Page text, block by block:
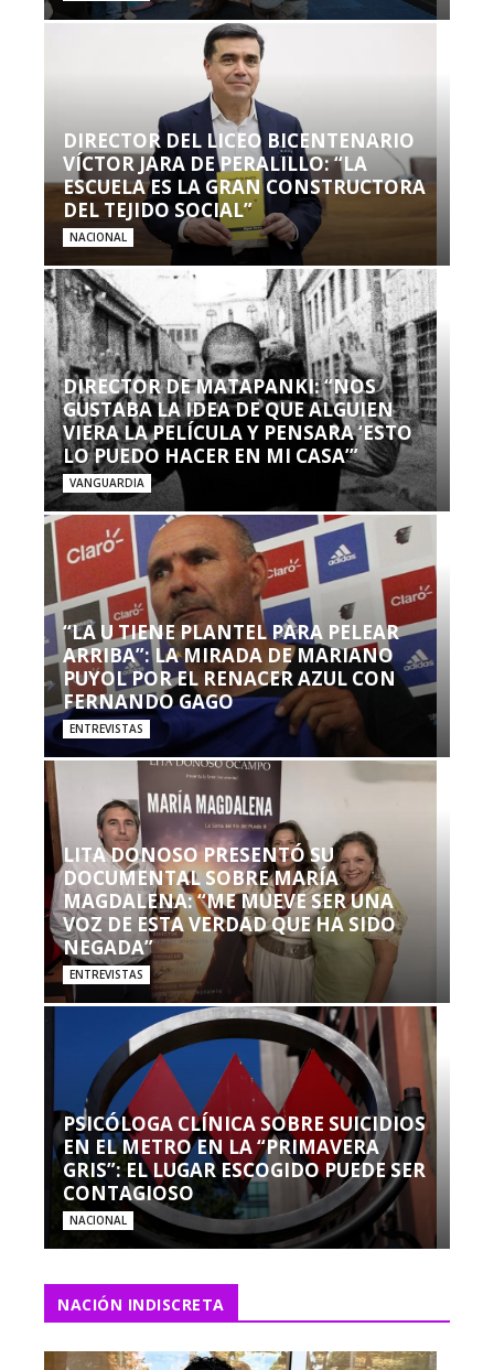
DIRECTOR DEL LICEO BICENTENARIO
VÍCTOR JARA DE PERALILLO: “LA
ESCUELA ES LA GRAN CONSTRUCTORA
DEL TEJIDO SOCIAL”
NACIONAL
DIRECTOR DE MATAPANKI: “NOS
GUSTABA LA IDEA DE QUE ALGUIEN
VIERA LA PELÍCULA Y PENSARA ‘ESTO
LO PUEDO HACER EN MI CASA’”
VANGUARDIA
“LA U TIENE PLANTEL PARA PELEAR
ARRIBA”: LA MIRADA DE MARIANO
PUYOL POR EL RENACER AZUL CON
FERNANDO GAGO
ENTREVISTAS
LITA DONOSO PRESENTÓ SU
DOCUMENTAL SOBRE MARÍA
MAGDALENA: “ME MUEVE SER UNA
VOZ DE ESTA VERDAD QUE HA SIDO
NEGADA”
ENTREVISTAS
PSICÓLOGA CLÍNICA SOBRE SUICIDIOS
EN EL METRO EN LA “PRIMAVERA
GRIS”: EL LUGAR ESCOGIDO PUEDE SER
CONTAGIOSO
NACIONAL
NACIÓN INDISCRETA